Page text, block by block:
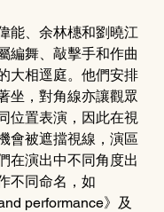
能、余林橞和劉曉江
編舞、敲擊手和作曲
大相逕庭。他們安排
坐，對角線亦讓觀眾
位置表演，因此在視
會被遮擋視線，演區
在演出中不同角度出
不同命名，如
performance》及